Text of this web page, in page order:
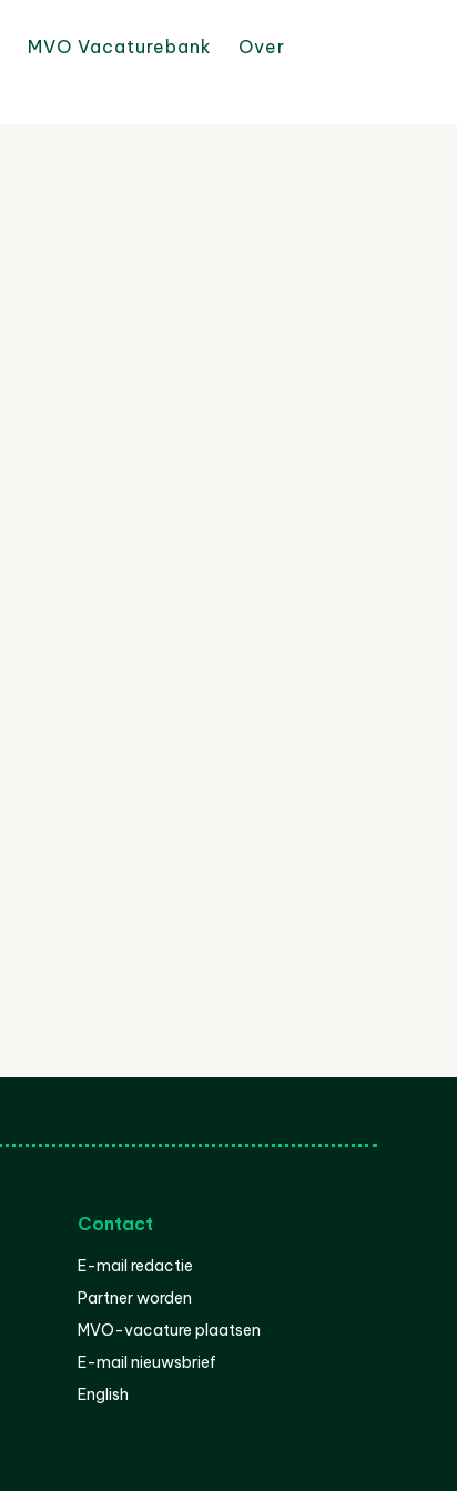
MVO Vacaturebank
Over
Contact
E-mail redactie
Partner worden
MVO-vacature plaatsen
E-mail nieuwsbrief
English